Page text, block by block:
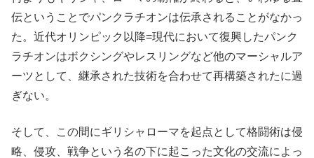
伝ということでパンクラチオンは伝承されることがなかっ
た。近代オリンピック以降=現代において復興したパンク
ラチオンはボクシングやレスリングなど他のマーシャルア
ーツとして、継承された技術を合わせて再構築されたに過
ぎない。
そして、この間にギリシャローマを起点として格闘術は侵
略、侵攻、戦争という名の下に起こった文化の交流によっ